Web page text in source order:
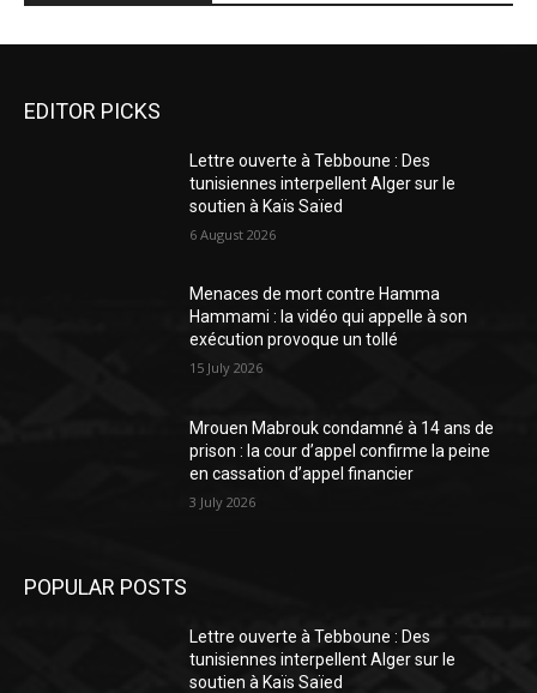
EDITOR PICKS
Lettre ouverte à Tebboune : Des
tunisiennes interpellent Alger sur le
soutien à Kaïs Saïed
6 August 2026
Menaces de mort contre Hamma
Hammami : la vidéo qui appelle à son
exécution provoque un tollé
15 July 2026
Mrouen Mabrouk condamné à 14 ans de
prison : la cour d’appel confirme la peine
en cassation d’appel financier
3 July 2026
POPULAR POSTS
Lettre ouverte à Tebboune : Des
tunisiennes interpellent Alger sur le
soutien à Kaïs Saïed